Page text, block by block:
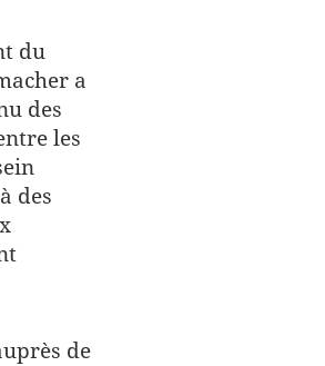
du
a
des
les
des
de